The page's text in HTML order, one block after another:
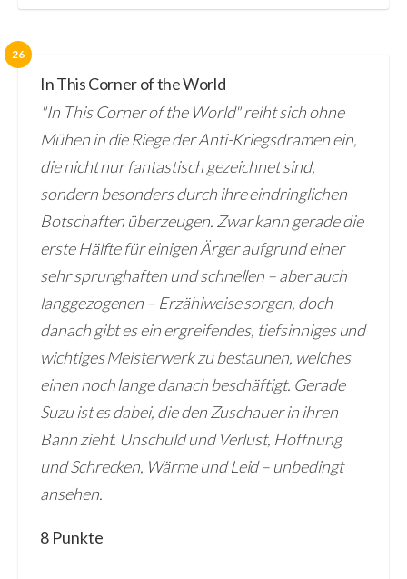
26
In This Corner of the World
"In This Corner of the World" reiht sich ohne
Mühen in die Riege der Anti-Kriegsdramen ein,
die nicht nur fantastisch gezeichnet sind,
sondern besonders durch ihre eindringlichen
Botschaften überzeugen. Zwar kann gerade die
erste Hälfte für einigen Ärger aufgrund einer
sehr sprunghaften und schnellen – aber auch
langgezogenen – Erzählweise sorgen, doch
danach gibt es ein ergreifendes, tiefsinniges und
wichtiges Meisterwerk zu bestaunen, welches
einen noch lange danach beschäftigt. Gerade
Suzu ist es dabei, die den Zuschauer in ihren
Bann zieht. Unschuld und Verlust, Hoffnung
und Schrecken, Wärme und Leid – unbedingt
ansehen.
8 Punkte